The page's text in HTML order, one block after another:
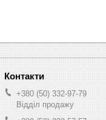
+380 (50) 332-97-79
Відділ продажу